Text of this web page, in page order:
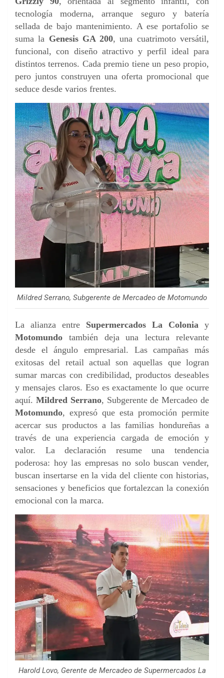
tecnología moderna, arranque seguro y batería
sellada de bajo mantenimiento. A ese portafolio se
suma la Genesis GA 200, una cuatrimoto versátil,
funcional, con diseño atractivo y perfil ideal para
distintos terrenos. Cada premio tiene un peso propio,
pero juntos construyen una oferta promocional que
seduce desde varios frentes.
Mildred Serrano, Subgerente de Mercadeo de Motomundo
La alianza entre Supermercados La Colonia y
Motomundo también deja una lectura relevante
desde el ángulo empresarial. Las campañas más
exitosas del retail actual son aquellas que logran
sumar marcas con credibilidad, productos deseables
y mensajes claros. Eso es exactamente lo que ocurre
aquí. Mildred Serrano, Subgerente de Mercadeo de
Motomundo, expresó que esta promoción permite
acercar sus productos a las familias hondureñas a
través de una experiencia cargada de emoción y
valor. La declaración resume una tendencia
poderosa: hoy las empresas no solo buscan vender,
buscan insertarse en la vida del cliente con historias,
sensaciones y beneficios que fortalezcan la conexión
emocional con la marca.
Harold Lovo, Gerente de Mercadeo de Supermercados La